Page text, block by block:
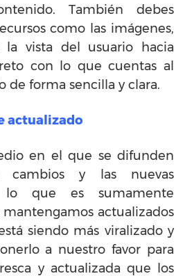
También debes
como las imágenes,
la vista del usuario hacia
con lo que cuentas al
de forma sencilla y clara.
actualizado
en el que se difunden
cambios y las nuevas
lo que es sumamente
actualizados
siendo más viralizado y
a nuestro favor para
y actualizada que los